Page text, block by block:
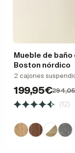
Mueble de
Boston nórdico
2 cajones
199,95€
(12)